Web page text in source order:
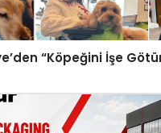
“Köpeğini İşe